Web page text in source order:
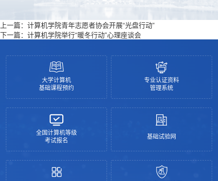
上一篇： 计算机学院青年志愿者协会开展“光盘行动”
下一篇： 计算机学院举行“暖冬行动”心理座谈会
大学计算机
基础课程预约
专业认证资料
管理系统
全国计算机等级
考试报名
基础试验网